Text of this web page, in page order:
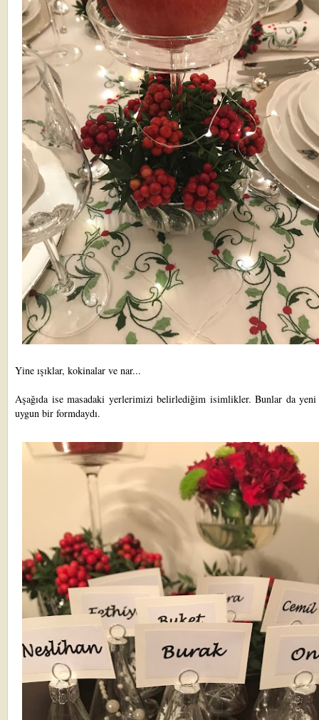
Yine ışıklar, kokinalar ve nar...
Aşağıda ise masadaki yerlerimizi belirlediğim isimlikler. Bunlar da yeni
uygun bir formdaydı.